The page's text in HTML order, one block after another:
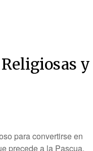
y
para convertirse en
precede a la Pascua,